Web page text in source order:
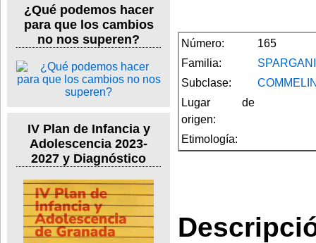
¿Qué podemos hacer
para que los cambios
no nos superen?
IV Plan de Infancia y
Adolescencia 2023-
2027 y Diagnóstico
Número:
165
Familia:
Subclase:
Lugar de
origen:
Etimología: